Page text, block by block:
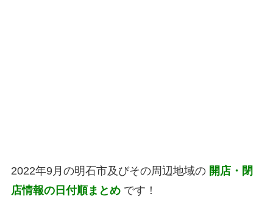
2022年9月の明石市及びその周辺地域の 開店・閉
店情報の日付順まとめです！